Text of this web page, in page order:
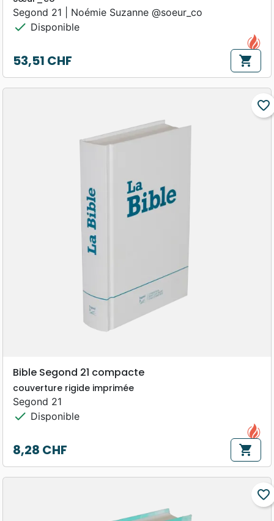
Segond 21 | Noémie Suzanne @soeur_co
check Disponible
Prix
53,51 CHF shopping_cart
favorite_border
Bible Segond 21 compacte
couverture rigide imprimée
Segond 21
check Disponible
Prix
8,28 CHF shopping_cart
favorite_border